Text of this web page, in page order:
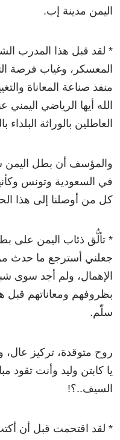
اليمن مدينة إب.
* لقد قبل هذا المدرب
المعسكر، وغياب فرصة
منفذ صناعة المعاناة
الله أيها الرياضي
العاطلين بالوراثة البلداء
والمؤسف أن بطل اليمن
في السعودية وتونس
كل من أوصلنا إلى هذا
* تألُّق ذئاب اليمن على
جعلني أسترجع ما حدث
الإهمال، ولم أجد سوى
بظروفهم ومعاناتهم قبل
سلّم.
روح متوقدة، تركيز عال،
يا كابتن وليد وأنت تقود
السيف..؟!
* لقد اقتحمت قبل أن